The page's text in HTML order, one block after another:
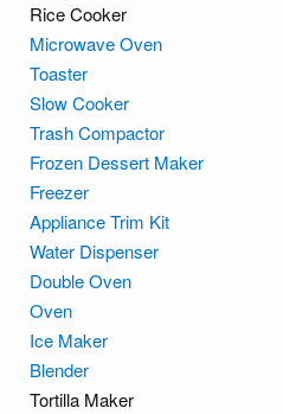
Rice Cooker
Microwave Oven
Toaster
Slow Cooker
Trash Compactor
Frozen Dessert Maker
Freezer
Appliance Trim Kit
Water Dispenser
Double Oven
Oven
Ice Maker
Blender
Tortilla Maker